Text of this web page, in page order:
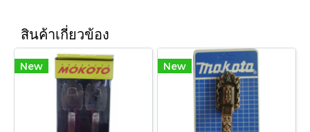
สินค้าเกี่ยวข้อง
New New